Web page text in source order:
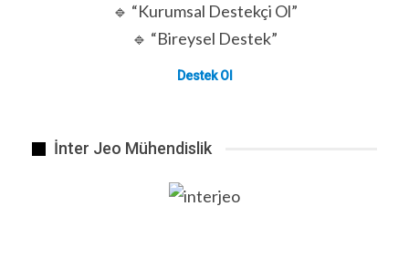
Kuantum dolanıklığın kapsamını ortaya koyan en
basit deneyde, beş parametre ölçüm
istatistiklerini etkileyebilir: nesneler arasındaki
serbestlik derecesine sahip karmaşık sistemlere
izin verir, bu da çok çeşitli korelasyonlara yol açar.
🔹 “Kurumsal Destekçi Ol”
🔹 “Bireysel Destek”
Destek Ol
İnter Jeo Mühendislik